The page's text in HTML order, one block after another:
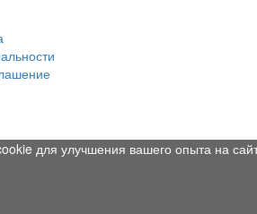
для улучшения вашего опыта на